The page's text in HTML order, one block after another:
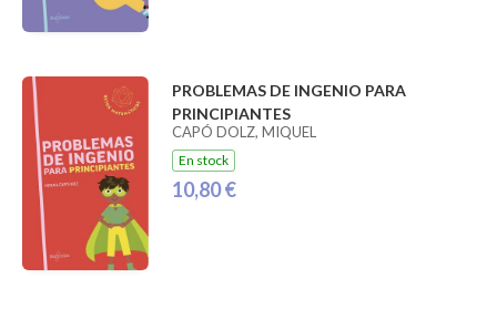
PROBLEMAS DE INGENIO PARA
PRINCIPIANTES
CAPÓ DOLZ, MIQUEL
En stock
10,80 €